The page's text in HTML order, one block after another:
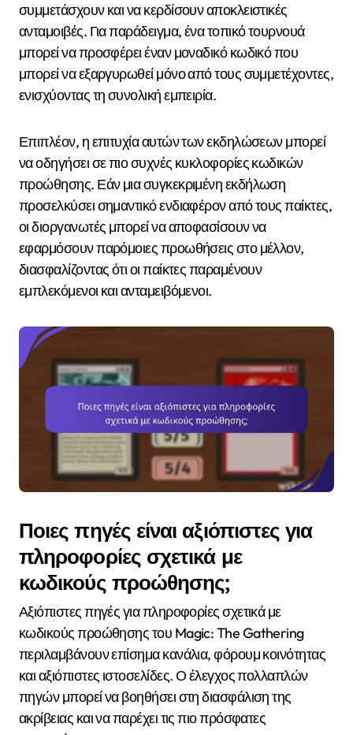
συμμετάσχουν και να κερδίσουν αποκλειστικές
ανταμοιβές. Για παράδειγμα, ένα τοπικό τουρνουά
μπορεί να προσφέρει έναν μοναδικό κωδικό που
μπορεί να εξαργυρωθεί μόνο από τους συμμετέχοντες,
ενισχύοντας τη συνολική εμπειρία.
Επιπλέον, η επιτυχία αυτών των εκδηλώσεων μπορεί
να οδηγήσει σε πιο συχνές κυκλοφορίες κωδικών
προώθησης. Εάν μια συγκεκριμένη εκδήλωση
προσελκύσει σημαντικό ενδιαφέρον από τους παίκτες,
οι διοργανωτές μπορεί να αποφασίσουν να
εφαρμόσουν παρόμοιες προωθήσεις στο μέλλον,
διασφαλίζοντας ότι οι παίκτες παραμένουν
εμπλεκόμενοι και ανταμειβόμενοι.
Ποιες πηγές είναι αξιόπιστες για
πληροφορίες σχετικά με
κωδικούς προώθησης;
Αξιόπιστες πηγές για πληροφορίες σχετικά με
κωδικούς προώθησης του Magic: The Gathering
περιλαμβάνουν επίσημα κανάλια, φόρουμ κοινότητας
και αξιόπιστες ιστοσελίδες. Ο έλεγχος πολλαπλών
πηγών μπορεί να βοηθήσει στη διασφάλιση της
ακρίβειας και να παρέχει τις πιο πρόσφατες